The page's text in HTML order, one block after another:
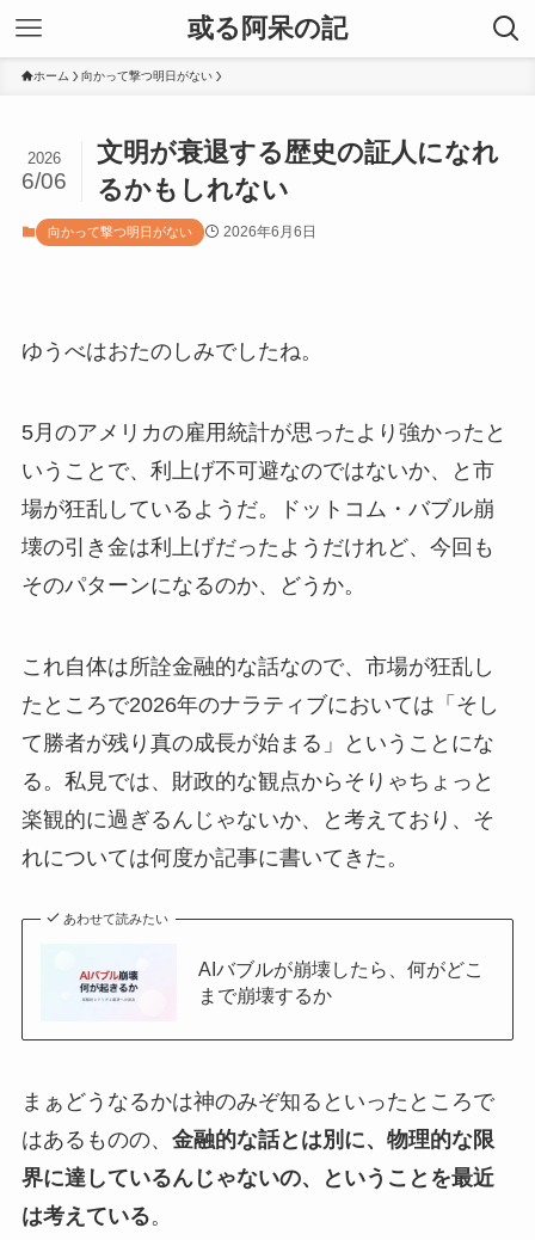
或る阿呆の記
ホーム 向かって撃つ明日がない
文明が衰退する歴史の証人になれ
るかもしれない
2026
6/06
向かって撃つ明日がない 2026年6月6日
ゆうべはおたのしみでしたね。
5月のアメリカの雇用統計が思ったより強かったと
いうことで、利上げ不可避なのではないか、と市
場が狂乱しているようだ。ドットコム・バブル崩
壊の引き金は利上げだったようだけれど、今回も
そのパターンになるのか、どうか。
これ自体は所詮金融的な話なので、市場が狂乱し
たところで2026年のナラティブにおいては「そし
て勝者が残り真の成長が始まる」ということにな
る。私見では、財政的な観点からそりゃちょっと
楽観的に過ぎるんじゃないか、と考えており、そ
れについては何度か記事に書いてきた。
あわせて読みたい
AIバブルが崩壊したら、何がどこ
まで崩壊するか
まぁどうなるかは神のみぞ知るといったところで
はあるものの、 金融的な話とは別に、物理的な限
界に達しているんじゃないの、ということを最近
は考えている。